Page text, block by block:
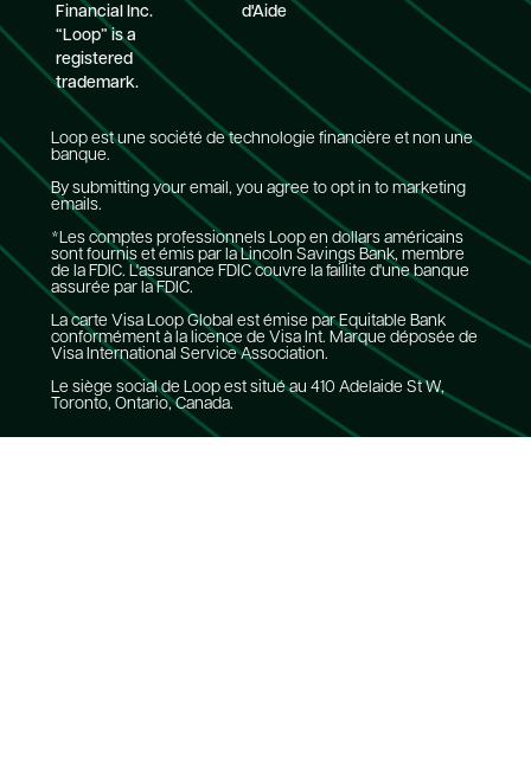
Financial Inc.
“Loop” is a
registered
trademark.
d'Aide
Loop est une société de technologie financière et non une
banque.
By submitting your email, you agree to opt in to marketing
emails.
*Les comptes professionnels Loop en dollars américains
sont fournis et émis par la Lincoln Savings Bank, membre
de la FDIC. L'assurance FDIC couvre la faillite d'une banque
assurée par la FDIC.
La carte Visa Loop Global est émise par Equitable Bank
conformément à la licence de Visa Int. Marque déposée de
Visa International Service Association.
Le siège social de Loop est situé au 410 Adelaide St W,
Toronto, Ontario, Canada.